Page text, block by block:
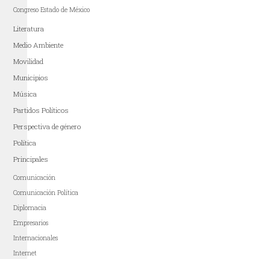
Congreso Estado de México
Literatura
Medio Ambiente
Movilidad
Municipios
Música
Partidos Políticos
Perspectiva de género
Política
Principales
Comunicación
Comunicación Política
Diplomacia
Empresarios
Internacionales
Internet